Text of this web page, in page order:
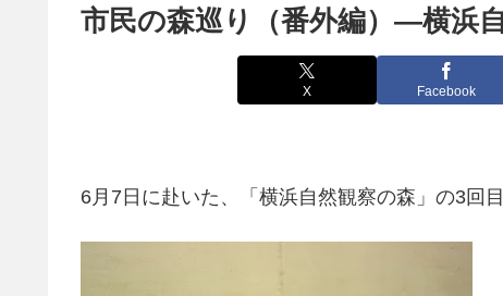
市民の森巡り（番外編）―横浜自
X Facebook
6月7日に赴いた、「横浜自然観察の森」の3回